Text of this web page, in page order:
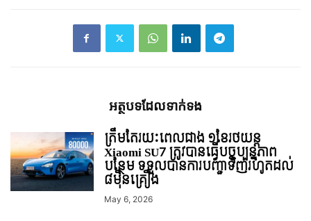
អត្ថបទ​ដែល​ទាក់ទង
ត្រឹមតែរយៈពេលជាង ១ខែរថយន្ត
Xiaomi SU7 ត្រូវបានធ្វើបច្ចុប្បន្នភាព
បន្ថែម ទទួលបានការបញ្ជាទិញរហូតដល់
៨មុឺនគ្រឿង
May 6, 2026